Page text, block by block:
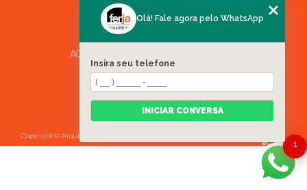
MAPA DO SITE
ACOMPANHE A FERJA ARQUITETURA
Copyright © Arquitetura Ferja. (Lei 9610 de 19/02/1998)
1
Olá! Fale agora pelo WhatsApp
Insira seu telefone
INICIAR CONVERSA